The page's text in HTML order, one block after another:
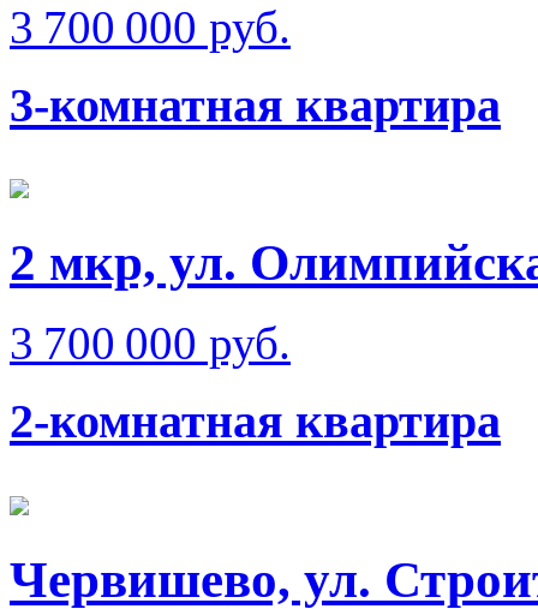
3 700 000 руб.
3-комнатная квартира
2 мкр, ул.
3 700 000 руб.
2-комнатная квартира
Червишево, ул.